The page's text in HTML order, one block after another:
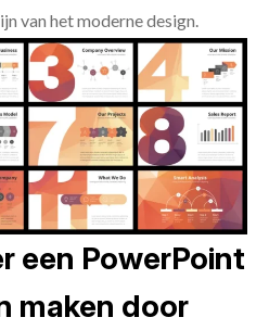
van het moderne design.
een PowerPoint
maken door